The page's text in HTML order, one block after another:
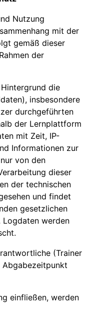
Nutzung
mit der
gemäß dieser
der
die
insbesondere
durchgeführten
der Lernplattform
mit Zeit, IP-
Informationen zur
von den
dieser
der technischen
und findet
gesetzlichen
Logdaten werden
(Trainer
Abgabezeitpunkt
einfließen, werden